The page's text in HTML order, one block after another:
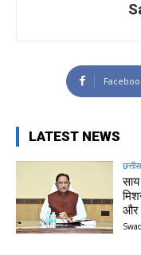
LATEST NEWS
और